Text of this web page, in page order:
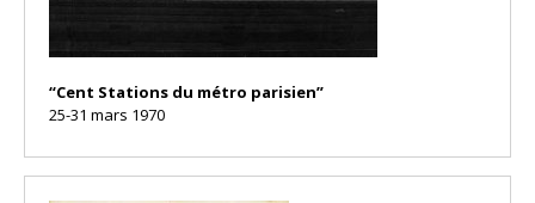
“Cent Stations du métro parisien”
25-31 mars 1970